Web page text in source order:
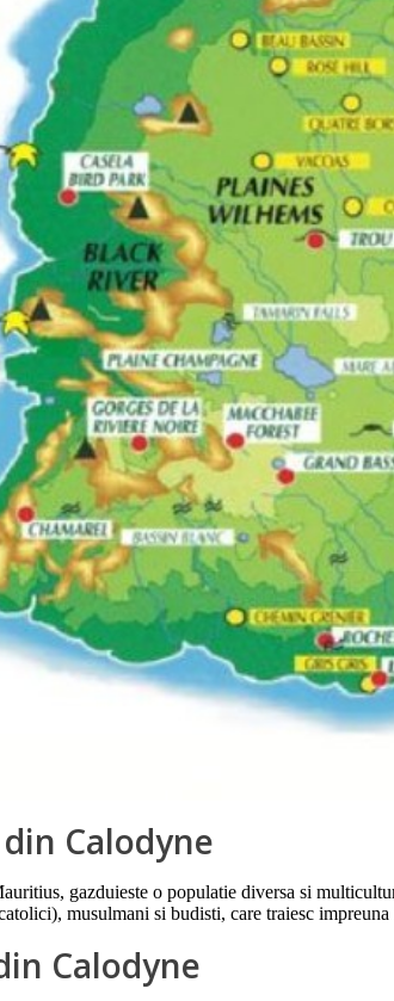
Calodyne
gazduieste o populatie diversa si
musulmani si budisti, care traiesc impreuna
Calodyne